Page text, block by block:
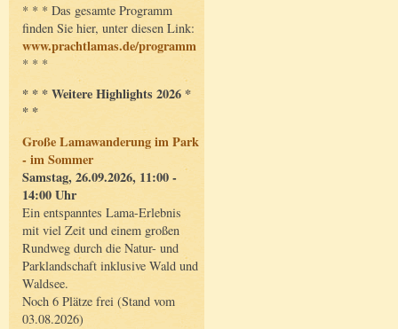
* * * Das gesamte Programm
finden Sie hier, unter diesen Link:
www.prachtlamas.de/programm
* * *
* * * Weitere Highlights 2026 *
* *
Große Lamawanderung im Park
- im Sommer
Samstag, 26.09.2026, 11:00 -
14:00 Uhr
Ein entspanntes Lama-Erlebnis
mit viel Zeit und einem großen
Rundweg durch die Natur- und
Parklandschaft inklusive Wald und
Waldsee.
Noch 6 Plätze frei (Stand vom
03.08.2026)